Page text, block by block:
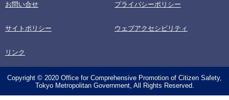
お問い合せ プライバシーポリシー
サイトポリシー ウェブアクセシビリティ
リンク
Copyright © 2020 Office for Comprehensive Promotion of Citizen Safety,
Tokyo Metropolitan Government, All Rights Reserved.